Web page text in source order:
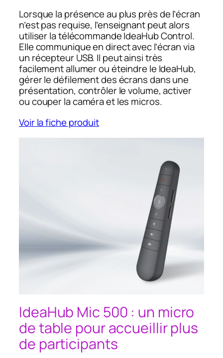
Lorsque la présence au plus près de l’écran
n’est pas requise, l’enseignant peut alors
utiliser la télécommande IdeaHub Control.
Elle communique en direct avec l’écran via
un récepteur USB. Il peut ainsi très
facilement allumer ou éteindre le IdeaHub,
gérer le défilement des écrans dans une
présentation, contrôler le volume, activer
ou couper la caméra et les micros.
Voir la fiche produit
IdeaHub Mic 500 : un micro
de table pour accueillir plus
de participants